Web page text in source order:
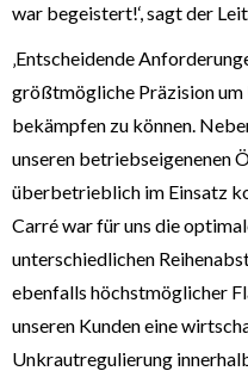
war begeistert!‘, sagt der
‚Entscheidende
größtmögliche Präzision um
bekämpfen zu können.
unseren betriebseigenenen
überbetrieblich im Einsatz
Carré war für uns die
unterschiedlichen
ebenfalls höchstmöglicher
unseren Kunden eine
Unkrautregulierung